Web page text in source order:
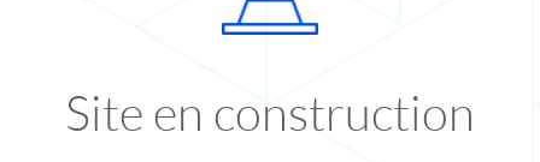
Site en construction